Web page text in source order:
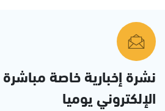
نشرة إخبارية خاصة
الإلكتروني يوميا